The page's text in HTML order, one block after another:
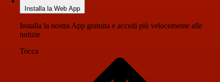
Installa la Web App
Installa la nostra App gratuita e accedi più velocemente alle
notizie
Tocca